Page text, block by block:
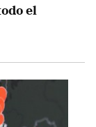
el